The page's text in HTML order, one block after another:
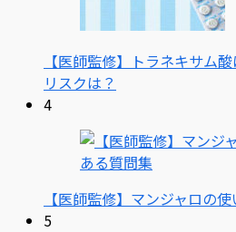
【医師監修】トラネキサム
リスクは？
4
【医師監修】マンジャロの
5